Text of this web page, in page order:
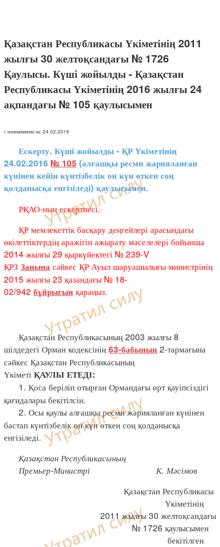
Қазақстан Республикасы Үкіметінің 2011
жылғы 30 желтоқсандағы № 1726
Қаулысы. Күші жойылды - Қазақстан
Республикасы Үкіметінің 2016 жылғы 24
ақпандағы № 105 қаулысымен
с изменениями на: 24.02.2016
Ескерту. Күші жойылды - ҚР Үкіметінің
24.02.2016 № 105 (алғашқы ресми жарияланған
күнінен кейін күнтізбелік он күн өткен соң
қолданысқа енгізіледі) қаулысымен.
РҚАО-ның ескертпесі.
ҚР мемлекеттік басқару деңгейлері арасындағы
өкілеттіктердің аражігін ажырату мәселелері бойынша
2014 жылғы 29 қыркүйектегі № 239-V
ҚРЗ Заңына сәйкес ҚР Ауыл шаруашылығы министрінің
2015 жылғы 23 қазандағы № 18-
02/942 бұйрығын қараңыз.
Қазақстан Республикасының 2003 жылғы 8
шілдедегі Орман кодексінің 63-бабының 2-тармағына
сәйкес Қазақстан Республикасының
Үкіметі ҚАУЛЫ ЕТЕДІ:
1. Қоса беріліп отырған Ормандағы өрт қауіпсіздігі
қағидалары бекітілсін.
2. Осы қаулы алғашқы ресми жарияланған күнінен
бастап күнтізбелік он күн өткен соң қолданысқа
енгізіледі.
Қазақстан Республикасының
Премьер-Министрі К. Мәсімов
Қазақстан Республикасы
Үкіметінің
2011 жылғы 30 желтоқсандағы
№ 1726 қаулысымен
бекітілген